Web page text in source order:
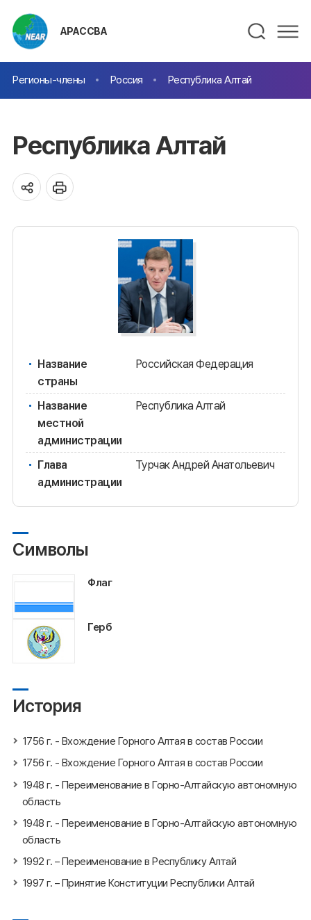
АРАССВА
Регионы-члены Россия Республика Алтай
Республика Алтай
Название
страны
Российская Федерация
Название
местной
администрации
Республика Алтай
Глава
администрации
Турчак Андрей Анатольевич
Символы
Флаг
Герб
История
1756 г. - Вхождение Горного Алтая в состав России
1756 г. - Вхождение Горного Алтая в состав России
1948 г. - Переименование в Горно-Алтайскую автономную
область
1948 г. - Переименование в Горно-Алтайскую автономную
область
1992 г. – Переименование в Республику Алтай
1997 г. – Принятие Конституции Республики Алтай